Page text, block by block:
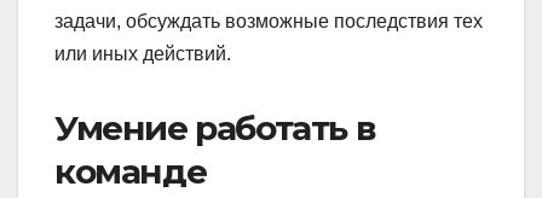
задачи, обсуждать возможные последствия тех
или иных действий.
Умение работать в
команде